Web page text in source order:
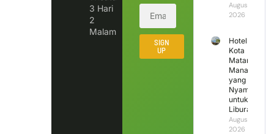
3 Hari
2
Malam
SIGN
UP
August 5,
2026
Hotel di
Kota
Mataram
Mana
yang
Nyaman
untuk
Liburan?
August 4,
2026